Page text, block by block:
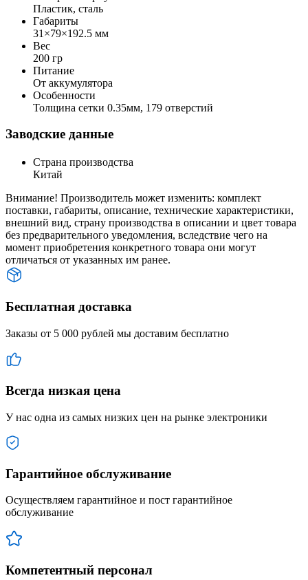
Пластик, сталь
Габариты
31×79×192.5 мм
Вес
200 гр
Питание
От аккумулятора
Особенности
Толщина сетки 0.35мм, 179 отверстий
Заводские данные
Страна производства
Китай
Внимание! Производитель может изменить: комплект
поставки, габариты, описание, технические характеристики,
внешний вид, страну производства в описании и цвет товара
без предварительного уведомления, вследствие чего на
момент приобретения конкретного товара они могут
отличаться от указанных им ранее.
Бесплатная доставка
Заказы от 5 000 рублей мы доставим бесплатно
Всегда низкая цена
У нас одна из самых низких цен на рынке электроники
Гарантийное обслуживание
Осуществляем гарантийное и пост гарантийное
обслуживание
Компетентный персонал